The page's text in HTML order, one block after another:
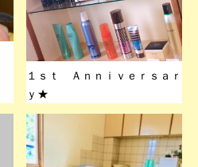
１ｓｔ Ａｎｎｉｖｅｒｓａｒ
ｙ★